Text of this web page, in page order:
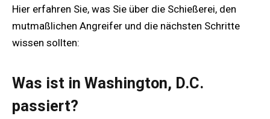
Hier erfahren Sie, was Sie über die Schießerei, den
mutmaßlichen Angreifer und die nächsten Schritte
wissen sollten:
Was ist in Washington, D.C.
passiert?